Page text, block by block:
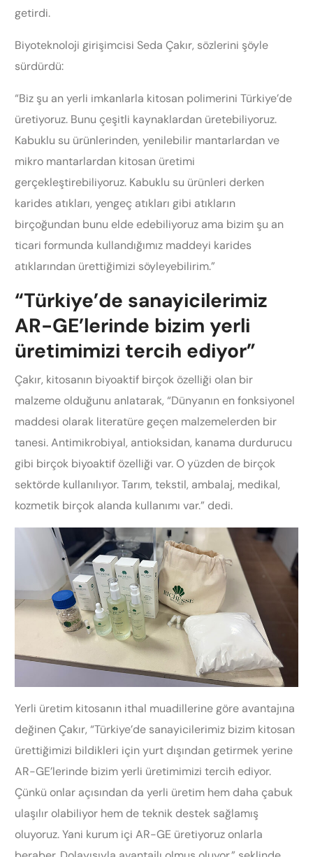
getirdi.
Biyoteknoloji girişimcisi Seda Çakır, sözlerini şöyle
sürdürdü:
“Biz şu an yerli imkanlarla kitosan polimerini Türkiye’de
üretiyoruz. Bunu çeşitli kaynaklardan üretebiliyoruz.
Kabuklu su ürünlerinden, yenilebilir mantarlardan ve
mikro mantarlardan kitosan üretimi
gerçekleştirebiliyoruz. Kabuklu su ürünleri derken
karides atıkları, yengeç atıkları gibi atıkların
birçoğundan bunu elde edebiliyoruz ama bizim şu an
ticari formunda kullandığımız maddeyi karides
atıklarından ürettiğimizi söyleyebilirim.”
“Türkiye’de sanayicilerimiz
AR-GE’lerinde bizim yerli
üretimimizi tercih ediyor”
Çakır, kitosanın biyoaktif birçok özelliği olan bir
malzeme olduğunu anlatarak, “Dünyanın en fonksiyonel
maddesi olarak literatüre geçen malzemelerden bir
tanesi. Antimikrobiyal, antioksidan, kanama durdurucu
gibi birçok biyoaktif özelliği var. O yüzden de birçok
sektörde kullanılıyor. Tarım, tekstil, ambalaj, medikal,
kozmetik birçok alanda kullanımı var.” dedi.
Yerli üretim kitosanın ithal muadillerine göre avantajına
değinen Çakır, “Türkiye’de sanayicilerimiz bizim kitosan
ürettiğimizi bildikleri için yurt dışından getirmek yerine
AR-GE’lerinde bizim yerli üretimimizi tercih ediyor.
Çünkü onlar açısından da yerli üretim hem daha çabuk
ulaşılır olabiliyor hem de teknik destek sağlamış
oluyoruz. Yani kurum içi AR-GE üretiyoruz onlarla